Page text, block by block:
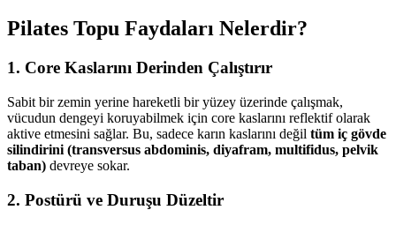
Pilates Topu Faydaları Nelerdir?
1. Core Kaslarını Derinden Çalıştırır
Sabit bir zemin yerine hareketli bir yüzey üzerinde çalışmak,
vücudun dengeyi koruyabilmek için core kaslarını reflektif olarak
aktive etmesini sağlar. Bu, sadece karın kaslarını değil tüm iç gövde
silindirini (transversus abdominis, diyafram, multifidus, pelvik
taban) devreye sokar.
2. Postürü ve Duruşu Düzeltir